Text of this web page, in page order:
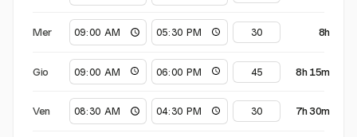
Mer 8h
Gio 8h 15m
Ven 7h 30m